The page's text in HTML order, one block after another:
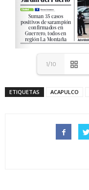
1/10
ETIQUETAS ACAPULCO